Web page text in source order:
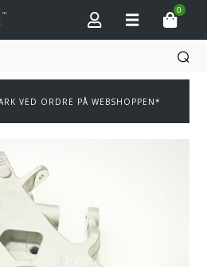
0
VED ORDRE PÅ WEBSHOPPEN*